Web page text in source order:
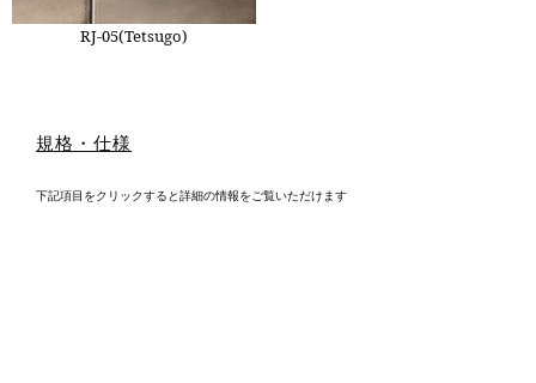
RJ-05(Tetsugo)
規格・仕様
下記項目をクリックすると詳細の情報をご覧いただけます